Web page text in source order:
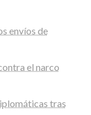
envíos de
el narco
tras